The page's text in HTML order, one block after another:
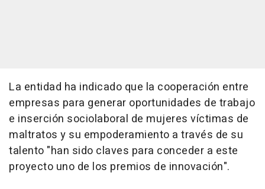
La entidad ha indicado que la cooperación entre
empresas para generar oportunidades de trabajo
e inserción sociolaboral de mujeres víctimas de
maltratos y su empoderamiento a través de su
talento "han sido claves para conceder a este
proyecto uno de los premios de innovación".